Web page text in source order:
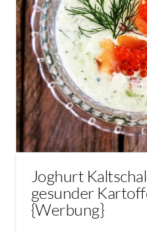
Joghurt
gesunder
{Werbung}